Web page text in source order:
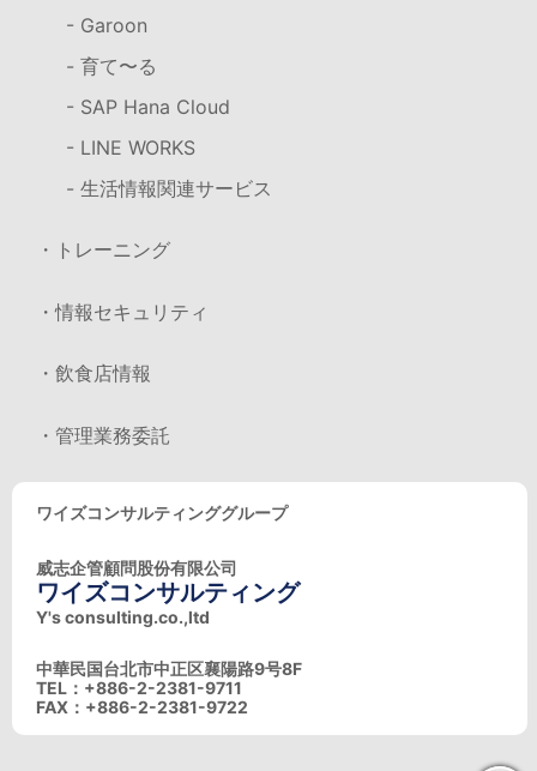
- Garoon
- 育て〜る
- SAP Hana Cloud
- LINE WORKS
- 生活情報関連サービス
・トレーニング
・情報セキュリティ
・飲食店情報
・管理業務委託
ワイズコンサルティンググループ
威志企管顧問股份有限公司
ワイズコンサルティング
Y's consulting.co.,ltd
中華民国台北市中正区襄陽路9号8F
TEL：+886-2-2381-9711
FAX：+886-2-2381-9722